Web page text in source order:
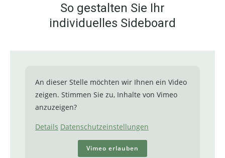
So gestalten Sie Ihr
individuelles Sideboard
An dieser Stelle möchten wir Ihnen ein Video
zeigen. Stimmen Sie zu, Inhalte von Vimeo
anzuzeigen?
Details Datenschutzeinstellungen
Vimeo erlauben